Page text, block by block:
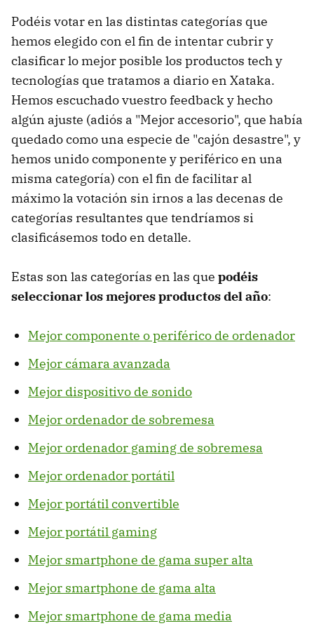
Podéis votar en las distintas categorías que
hemos elegido con el fin de intentar cubrir y
clasificar lo mejor posible los productos tech y
tecnologías que tratamos a diario en Xataka.
Hemos escuchado vuestro feedback y hecho
algún ajuste (adiós a "Mejor accesorio", que había
quedado como una especie de "cajón desastre", y
hemos unido componente y periférico en una
misma categoría) con el fin de facilitar al
máximo la votación sin irnos a las decenas de
categorías resultantes que tendríamos si
clasificásemos todo en detalle.
Estas son las categorías en las que podéis
seleccionar los mejores productos del año:
Mejor componente o periférico de ordenador
Mejor cámara avanzada
Mejor dispositivo de sonido
Mejor ordenador de sobremesa
Mejor ordenador gaming de sobremesa
Mejor ordenador portátil
Mejor portátil convertible
Mejor portátil gaming
Mejor smartphone de gama super alta
Mejor smartphone de gama alta
Mejor smartphone de gama media